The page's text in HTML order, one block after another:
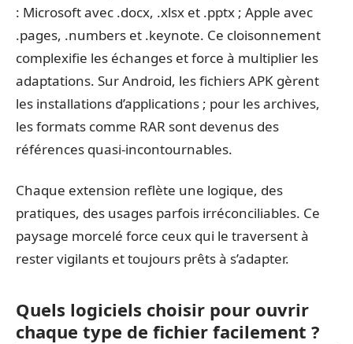
: Microsoft avec .docx, .xlsx et .pptx ; Apple avec
.pages, .numbers et .keynote. Ce cloisonnement
complexifie les échanges et force à multiplier les
adaptations. Sur Android, les fichiers APK gèrent
les installations d’applications ; pour les archives,
les formats comme RAR sont devenus des
références quasi-incontournables.
Chaque extension reflète une logique, des
pratiques, des usages parfois irréconciliables. Ce
paysage morcelé force ceux qui le traversent à
rester vigilants et toujours prêts à s’adapter.
Quels logiciels choisir pour ouvrir
chaque type de fichier facilement ?